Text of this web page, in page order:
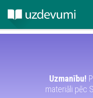
Uzmanību!
materiāli pēc